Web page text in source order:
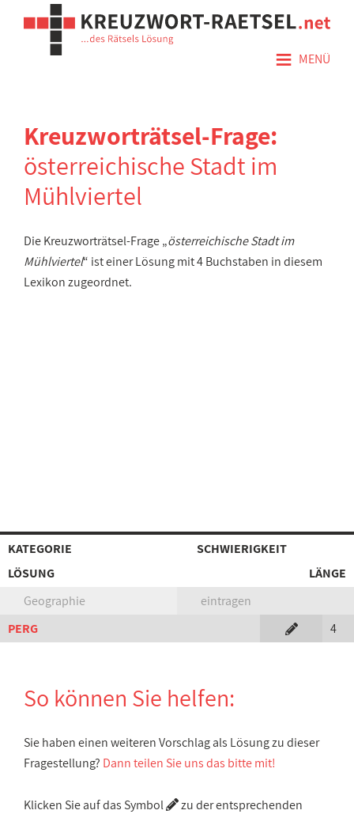
≡ MENÜ
Kreuzworträtsel-Frage:
österreichische Stadt im
Mühlviertel
Die Kreuzworträtsel-Frage „österreichische Stadt im
Mühlviertel“ ist einer Lösung mit 4 Buchstaben in diesem
Lexikon zugeordnet.
KATEGORIE
SCHWIERIGKEIT
LÖSUNG
LÄNGE
Geographie
eintragen
PERG
4
So können Sie helfen:
Sie haben einen weiteren Vorschlag als Lösung zu dieser
Fragestellung? Dann teilen Sie uns das bitte mit!
Klicken Sie auf das Symbol
zu der entsprechenden